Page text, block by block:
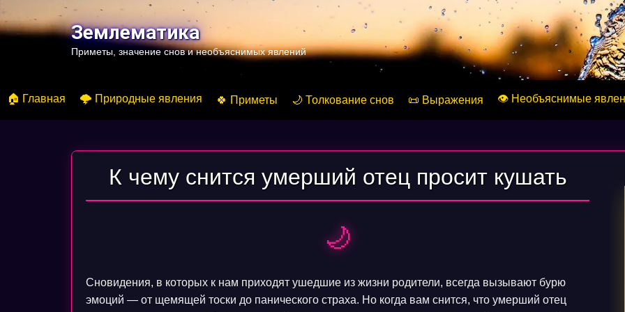
к
содержимомуЗемлематика
Приметы, значение снов и необъяснимых явлений
🏠 Главная 🌩️ Природные явления 🍀 Приметы 🌙 Толкование снов 📜 Выражения 👁️ Необъяснимые
К чему снится умерший отец просит кушать
🌙
Сновидения, в которых к нам приходят ушедшие из жизни родители, всегда вызывают бурю
эмоций — от щемящей тоски до панического страха. Но когда вам снится, что умерший отец